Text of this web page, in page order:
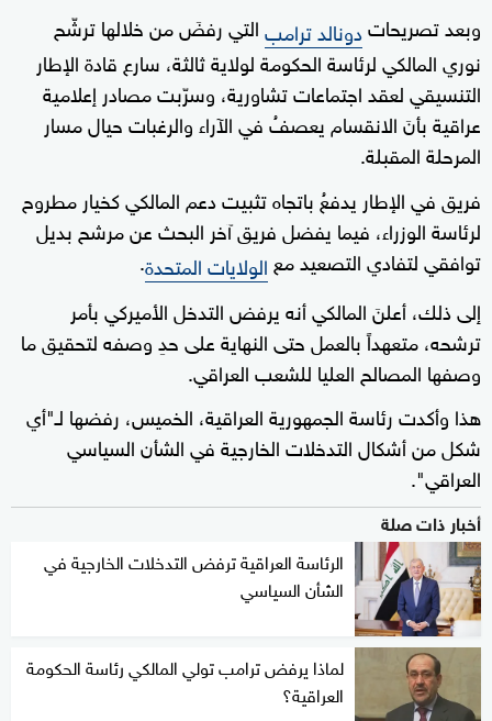
وبعد تصريحاتدونالد ترامبالتي رفضَ من خلالها ترشّح
نوري المالكي لرئاسة الحكومة لولاية ثالثة، سارع قادة الإطار
التنسيقي لعقد اجتماعات تشاورية، وسرّبت مصادر إعلامية
عراقية بأنَ الانقسام يعصفُ في الآراء والرغبات حيال مسار
المرحلة المقبلة.
فريق في الإطار يدفعُ باتجاه تثبيت دعم المالكي كخيار مطروح
لرئاسة الوزراء، فيما يفضل فريق آخر البحث عن مرشح بديل
توافقي لتفادي التصعيد مع الولايات المتحدة.
إلى ذلك، أعلنَ المالكي أنه يرفض التدخل الأميركي بأمر
ترشحه، متعهداً بالعمل حتى النهاية على حدِ وصفه لتحقيق ما
وصفها المصالح العليا للشعب العراقي.
هذا وأكدت رئاسة الجمهورية العراقية، الخميس، رفضها لـ"أي
شكل من أشكال التدخلات الخارجية في الشأن السياسي
العراقي".
أخبار ذات صلة
الرئاسة العراقية ترفض التدخلات الخارجية في
الشأن السياسي
لماذا يرفض ترامب تولي المالكي رئاسة الحكومة
العراقية؟